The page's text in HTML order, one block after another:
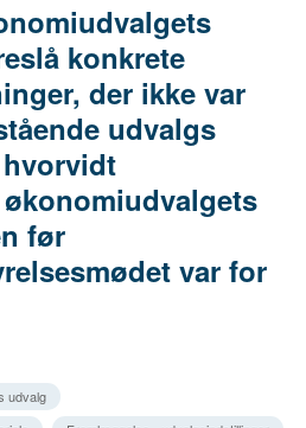
konkrete
der ikke var
udvalgs
før
var for
udvalg